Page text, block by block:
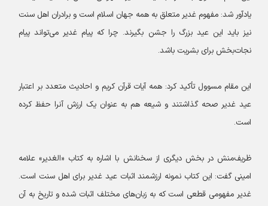
یادآور شد: مفهوم غدیر متعلق به همه جهان اسلام است و برادران اهل سنت
نیز باید این عید بزرگ را جشن بگیرند. چرا که پیام غدیر می‌تواند پیام
نجات‌بخش برای بشریت باشد.
این مقام مسوول تأکید کرد: همه آیات قرآن کریم و احادیث متعدد بر اعتبار
عید غدیر صحه گذاشتند و شیعه هم به عنوان یک ارزش آنرا حفظ کرده
است.
ظریف‌منش در بخش دیگری از سخنانش با اشاره به کتاب «الغدیر» علامه
امینی گفت: این کتاب نمونه ارزشمند اثبات عید غدیر برای اهل سنت است.
غدیر مفهومی قطعی است که به زبان‌های مختلف اثبات شده و تاریخ به آن